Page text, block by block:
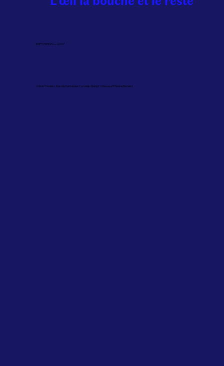
EXPOSITION — 2017
Volmir Cordeiro, Marcela Santander Corvalán, Margot Videcoq et Etienne Bernard